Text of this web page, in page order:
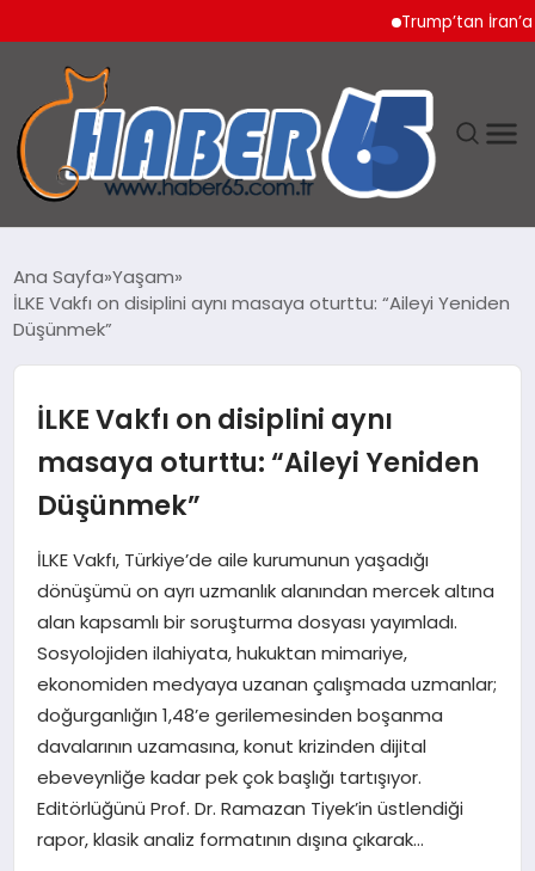
Trump’tan İran’a Sert
YAŞAM
Ana Sayfa Yaşam
İLKE Vakfı on disiplini aynı masaya oturttu: “Aileyi Yeniden
Düşünmek”
İLKE Vakfı on disiplini aynı
masaya oturttu: “Aileyi Yeniden
Düşünmek”
İLKE Vakfı, Türkiye’de aile kurumunun yaşadığı
dönüşümü on ayrı uzmanlık alanından mercek altına
alan kapsamlı bir soruşturma dosyası yayımladı.
Sosyolojiden ilahiyata, hukuktan mimariye,
ekonomiden medyaya uzanan çalışmada uzmanlar;
doğurganlığın 1,48’e gerilemesinden boşanma
davalarının uzamasına, konut krizinden dijital
ebeveynliğe kadar pek çok başlığı tartışıyor.
Editörlüğünü Prof. Dr. Ramazan Tiyek’in üstlendiği
rapor, klasik analiz formatının dışına çıkarak…